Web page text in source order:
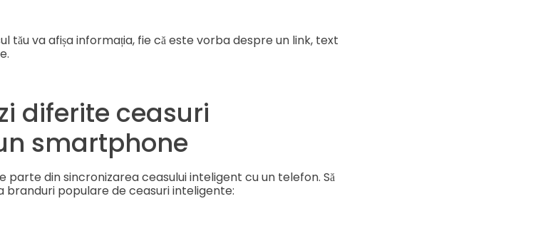
tău va afișa informația, fie că este vorba despre un link, text
diferite ceasuri
smartphone
parte din sincronizarea ceasului inteligent cu un telefon. Să
populare de ceasuri inteligente: